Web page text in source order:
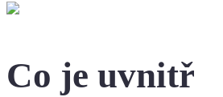
Co je uvnitř